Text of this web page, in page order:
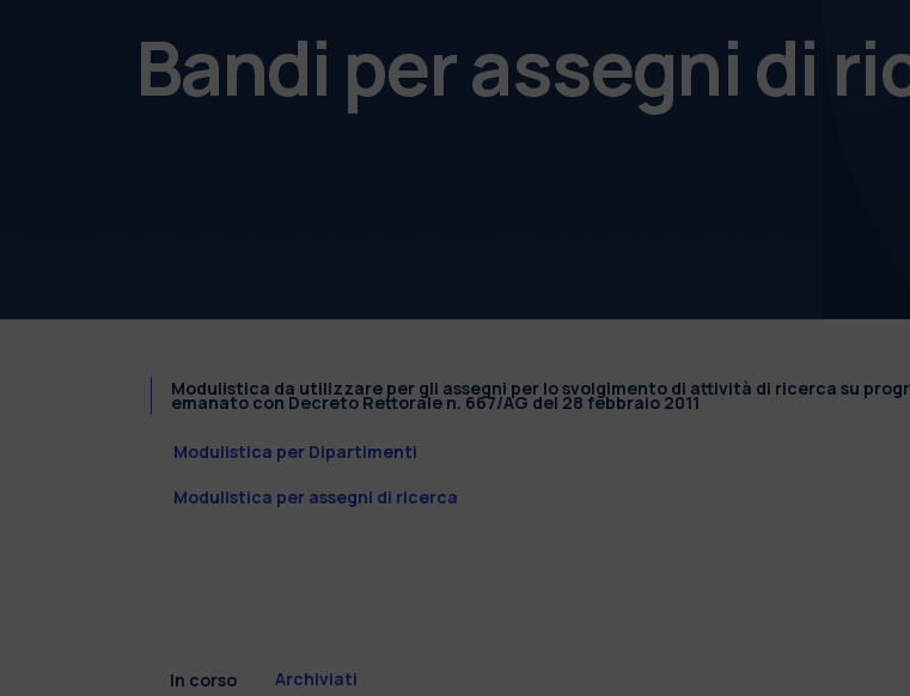
Bandi per assegni di
Modulistica da utilizzare per gli assegni per lo svolgimento di attività di ricerca su
emanato con Decreto Rettorale n. 667/AG del 28 febbraio 2011
Modulistica per Dipartimenti
Modulistica per assegni di ricerca
In corso Archiviati